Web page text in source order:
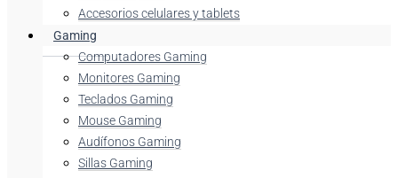
Accesorios celulares y tablets
Gaming
Computadores Gaming
Monitores Gaming
Teclados Gaming
Mouse Gaming
Audífonos Gaming
Sillas Gaming